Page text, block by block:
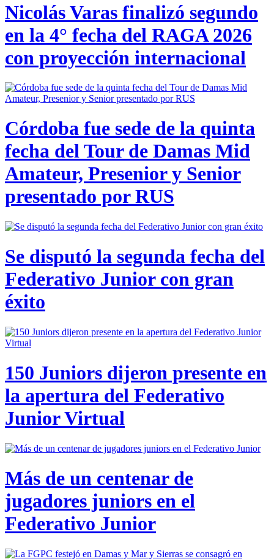
Nicolás Varas finalizó segundo
en la 4° fecha del RAGA 2026
con proyección internacional
Córdoba fue sede de la quinta
fecha del Tour de Damas Mid
Amateur, Presenior y Senior
presentado por RUS
Se disputó la segunda fecha del
Federativo Junior con gran
éxito
150 Juniors dijeron presente en
la apertura del Federativo
Junior Virtual
Más de un centenar de
jugadores juniors en el
Federativo Junior